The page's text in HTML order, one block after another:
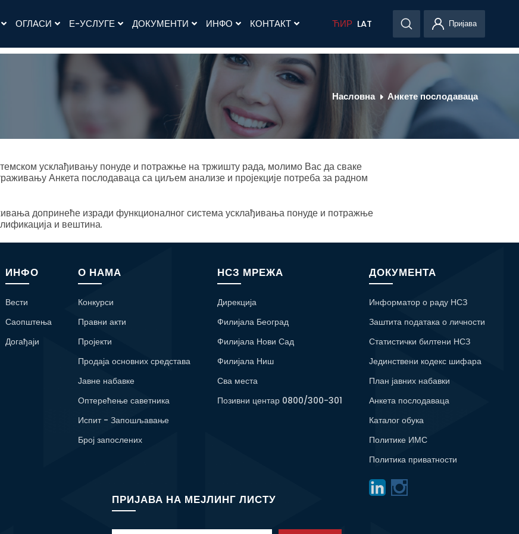
ОГЛАСИ Е-УСЛУГЕ ДОКУМЕНТИ ИНФО КОНТАКТ ЋИР LAT Пријава
Насловна Анкете послодаваца
усклађивању понуде и потражње на тржишту рада, молимо Вас да сваке
Анкета послодаваца са циљем анализе и пројекције потреба за радном
допринеће изради функционалног система усклађивања понуде и потражње
и вештина.
ИНФО
Вести
Саопштења
Догађаји
О НАМА
Конкурси
Правни акти
Пројекти
Продаја основних средстава
Јавне набавке
Оптерећење саветника
Испит - Запошљавање
Број запослених
НСЗ МРЕЖА
Дирекција
Филијала Београд
Филијала Нови Сад
Филијала Ниш
Сва места
Позивни центар 0800/300-301
ДОКУМЕНТА
Информатор о раду НСЗ
Заштита података о личности
Статистички билтени НСЗ
Јединствени кодекс шифара
План јавних набавки
Анкета послодаваца
Каталог обука
Политике ИМС
Политика приватности
ПРИЈАВА НА МЕЈЛИНГ ЛИСТУ